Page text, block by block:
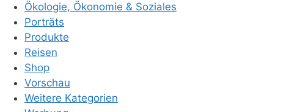
Ökologie, Ökonomie & Soziales
Porträts
Produkte
Reisen
Shop
Vorschau
Weitere Kategorien